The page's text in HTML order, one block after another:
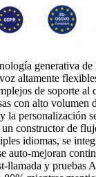
generativa
altamente
de soporte al
con alto volumen
la personalización
un constructor de
idiomas, se
auto-mejoran
llamada y pruebas